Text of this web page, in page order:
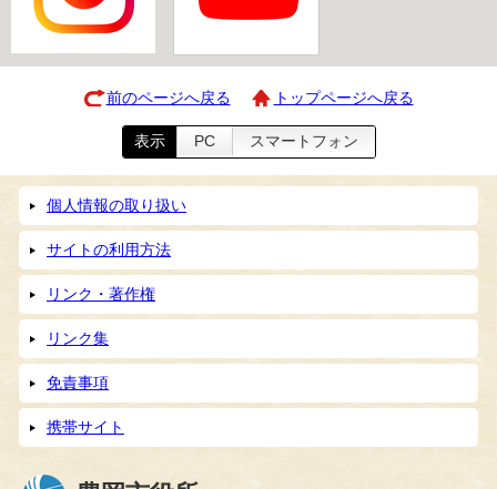
前のページへ戻る トップページへ戻る
表示 PC スマートフォン
個人情報の取り扱い
サイトの利用方法
リンク・著作権
リンク集
免責事項
携帯サイト